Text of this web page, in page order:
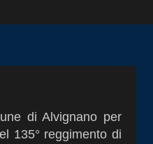
di Alvignano per
135° reggimento di